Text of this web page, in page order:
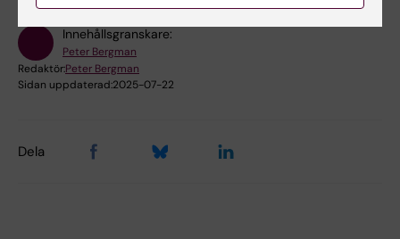
Innehållsgranskare:
Peter Bergman
Redaktör:Peter Bergman
Sidan uppdaterad:2025-07-22
Dela